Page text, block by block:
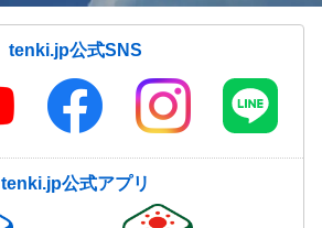
tenki.jp公式SNS
tenki.jp公式アプリ